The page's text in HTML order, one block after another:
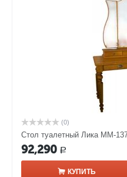
(0)
Стол туалетный Лика ММ-
92,290 Р
КУПИТЬ